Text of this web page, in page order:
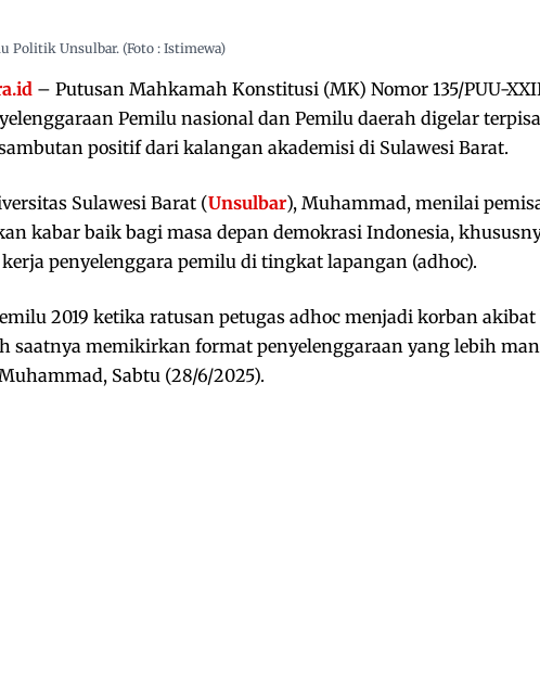
Politik Unsulbar. (Foto : Istimewa)
– Putusan Mahkamah Konstitusi (MK) Nomor 135/PUU-
Pemilu nasional dan Pemilu daerah digelar
positif dari kalangan akademisi di Sulawesi Barat.
Sulawesi Barat (Unsulbar), Muhammad, menilai
kabar baik bagi masa depan demokrasi Indonesia,
penyelenggara pemilu di tingkat lapangan (adhoc).
2019 ketika ratusan petugas adhoc menjadi korban
saatnya memikirkan format penyelenggaraan yang lebih
Sabtu (28/6/2025).